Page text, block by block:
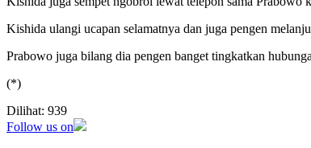
Kishida ulangi ucapan selamatnya dan juga pengen
Prabowo juga bilang dia pengen banget tingkatkan
(*)
Dilihat: 939
Follow us on